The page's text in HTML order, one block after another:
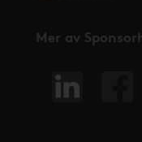
Mer av